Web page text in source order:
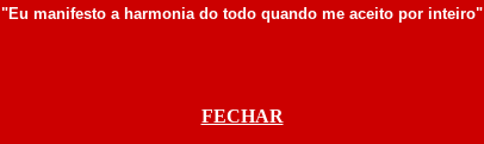
"Eu manifesto a harmonia do todo quando me aceito por inteiro"
FECHAR